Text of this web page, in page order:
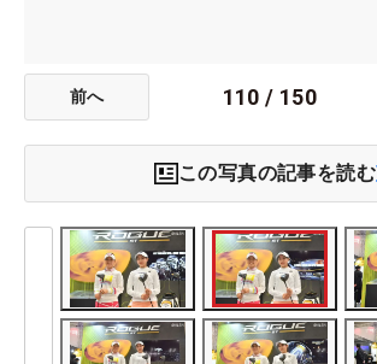
前へ 110 / 150
この写真の記事を読む